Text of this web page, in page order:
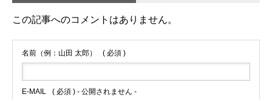
この記事へのコメントはありません。
名前（例：山田 太郎） ( 必須 )
E-MAIL ( 必須 ) - 公開されません -